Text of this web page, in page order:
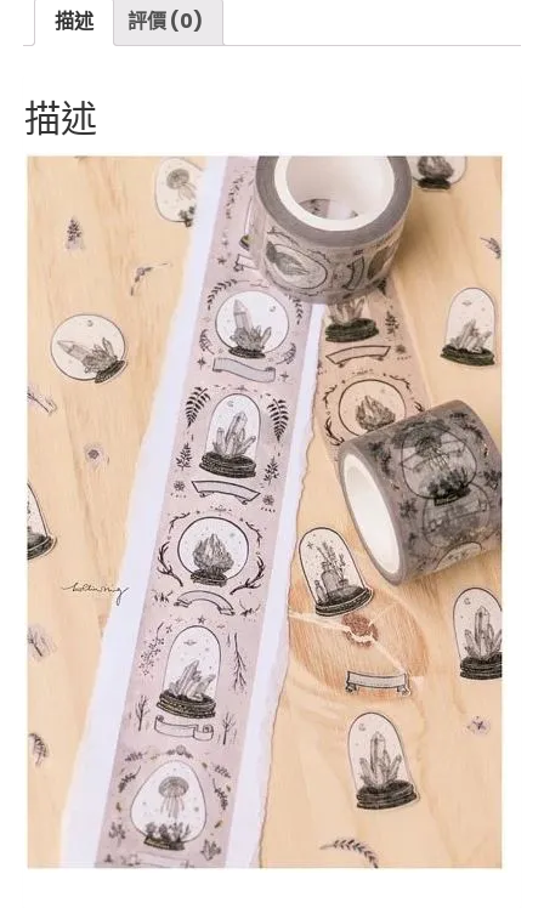
描述 評價 (0)
描述